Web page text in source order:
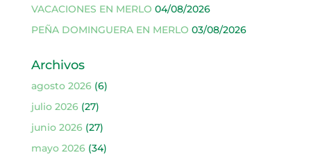
VACACIONES EN MERLO 04/08/2026
PEÑA DOMINGUERA EN MERLO 03/08/2026
Archivos
agosto 2026(6)
julio 2026(27)
junio 2026(27)
mayo 2026(34)